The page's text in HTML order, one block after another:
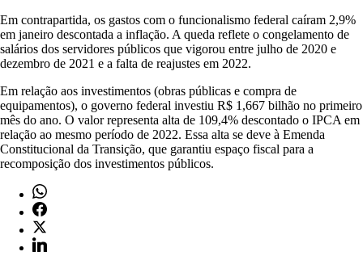
Em contrapartida, os gastos com o funcionalismo federal caíram 2,9%
em janeiro descontada a inflação. A queda reflete o congelamento de
salários dos servidores públicos que vigorou entre julho de 2020 e
dezembro de 2021 e a falta de reajustes em 2022.
Em relação aos investimentos (obras públicas e compra de
equipamentos), o governo federal investiu R$ 1,667 bilhão no primeiro
mês do ano. O valor representa alta de 109,4% descontado o IPCA em
relação ao mesmo período de 2022. Essa alta se deve à Emenda
Constitucional da Transição, que garantiu espaço fiscal para a
recomposição dos investimentos públicos.